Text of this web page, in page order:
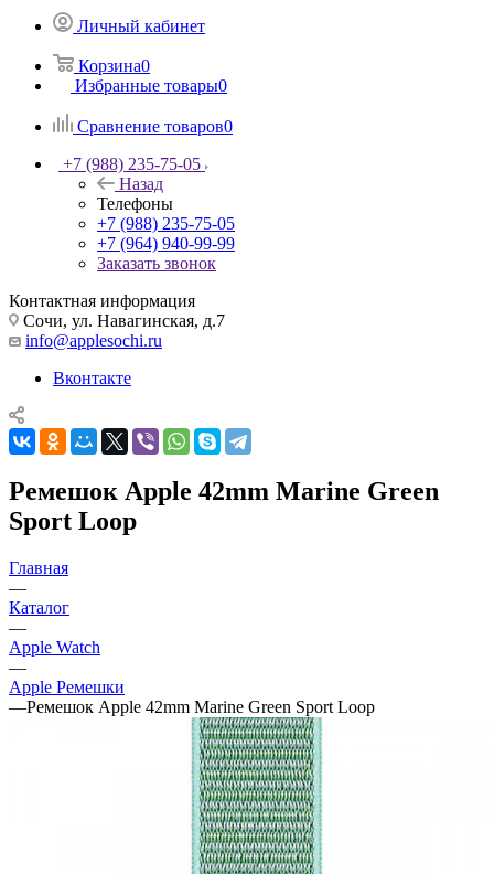
Личный кабинет
Корзина0
Избранные товары0
Сравнение товаров0
+7 (988) 235-75-05
Назад
Телефоны
+7 (988) 235-75-05
+7 (964) 940-99-99
Заказать звонок
Контактная информация
Сочи, ул. Навагинская, д.7
info@applesochi.ru
Вконтакте
Ремешок Apple 42mm Marine Green
Sport Loop
Главная
—
Каталог
—
Apple Watch
—
Apple Ремешки
—Ремешок Apple 42mm Marine Green Sport Loop